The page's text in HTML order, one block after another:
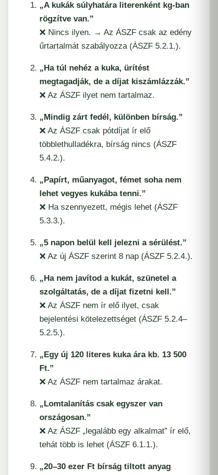
„A kukák súlyhatára literenként kg-ban
rögzítve van.”
❌ Nincs ilyen. → Az ÁSZF csak az edény
űrtartalmát szabályozza (ÁSZF 5.2.1.).
„Ha túl nehéz a kuka, ürítést
megtagadják, de a díjat kiszámlázzák.”
❌ Az ÁSZF ilyet nem tartalmaz.
„Mindig zárt fedél, különben bírság.”
❌ Az ÁSZF csak pótdíjat ír elő
többlethulladékra, bírság nincs (ÁSZF
5.4.2.).
„Papírt, műanyagot, fémet soha nem
lehet vegyes kukába tenni.”
❌ Ha szennyezett, mégis lehet (ÁSZF
5.3.3.).
„5 napon belül kell jelezni a sérülést.”
❌ Az új ÁSZF szerint 8 nap (ÁSZF 5.2.4.).
„Ha nem javítod a kukát, szünetel a
szolgáltatás, de a díjat fizetni kell.”
❌ Az ÁSZF nem ír elő ilyet, csak
bejelentési kötelezettséget (ÁSZF 5.2.4–
5.2.5.).
„Egy új 120 literes kuka ára kb. 13 500
Ft.”
❌ Az ÁSZF nem tartalmaz árakat.
„Lomtalanítás csak egyszer van
országosan.”
❌ Az ÁSZF „legalább egy alkalmat” ír elő,
tehát több is lehet (ÁSZF 6.1.1.).
„20–30 ezer Ft bírság tiltott anyag